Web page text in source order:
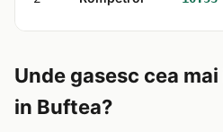
Unde gasesc cea
in Buftea?